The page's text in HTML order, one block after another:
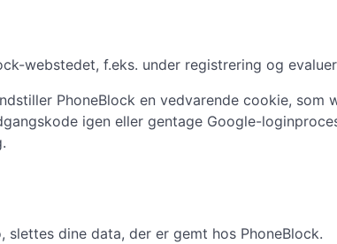
webstedet, f.eks. under registrering og
PhoneBlock en vedvarende cookie, som
igen eller gentage Google-
slettes dine data, der er gemt hos PhoneBlock.